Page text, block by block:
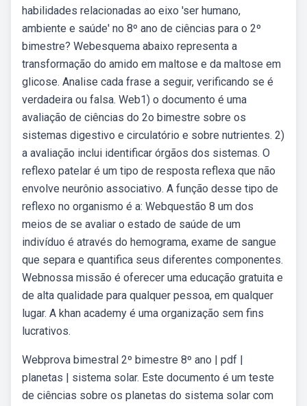
habilidades relacionadas ao eixo 'ser humano,
ambiente e saúde' no 8º ano de ciências para o 2º
bimestre? Webesquema abaixo representa a
transformação do amido em maltose e da maltose em
glicose. Analise cada frase a seguir, verificando se é
verdadeira ou falsa. Web1) o documento é uma
avaliação de ciências do 2o bimestre sobre os
sistemas digestivo e circulatório e sobre nutrientes. 2)
a avaliação inclui identificar órgãos dos sistemas. O
reflexo patelar é um tipo de resposta reflexa que não
envolve neurônio associativo. A função desse tipo de
reflexo no organismo é a: Webquestão 8 um dos
meios de se avaliar o estado de saúde de um
indivíduo é através do hemograma, exame de sangue
que separa e quantifica seus diferentes componentes.
Webnossa missão é oferecer uma educação gratuita e
de alta qualidade para qualquer pessoa, em qualquer
lugar. A khan academy é uma organização sem fins
lucrativos.
Webprova bimestral 2º bimestre 8º ano | pdf |
planetas | sistema solar. Este documento é um teste
de ciências sobre os planetas do sistema solar com